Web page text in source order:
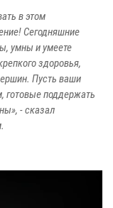
в этом
Сегодняшние
умны и умеете
здоровья,
Пусть ваши
готовые поддержать
- сказал